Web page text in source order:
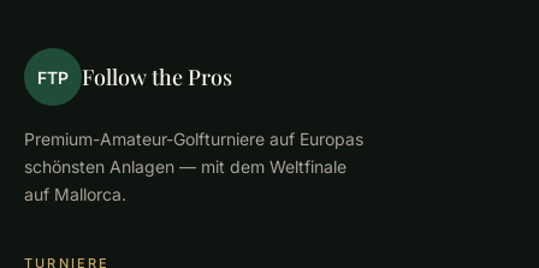
FTP Follow the Pros
Premium-Amateur-Golfturniere auf Europas
schönsten Anlagen — mit dem Weltfinale
auf Mallorca.
TURNIERE